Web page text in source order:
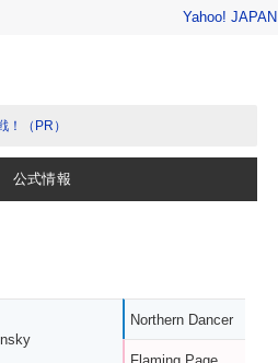
Yahoo! JAPAN
（PR）
公式情報
Northern Dancer
Flaming Page